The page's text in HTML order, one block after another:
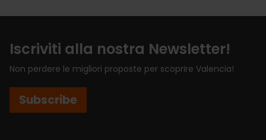
Iscriviti alla nostra Newsletter!
Non perdere le migliori proposte per scoprire Valencia!
Subscribe